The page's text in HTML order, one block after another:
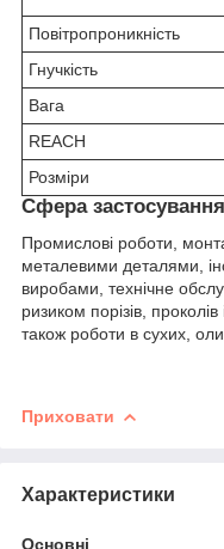
Повітропроникність
Гнучкість
Вага
REACH
Розміри
Сфера застосування
Промислові роботи,
металевими деталями,
виробами, технічне
ризиком порізів,
також роботи в сухих,
Приховати
Характеристики
Основні